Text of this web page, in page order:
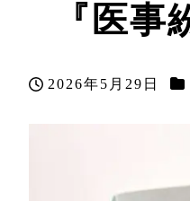
『医
投稿日
2026年5月29日 カ